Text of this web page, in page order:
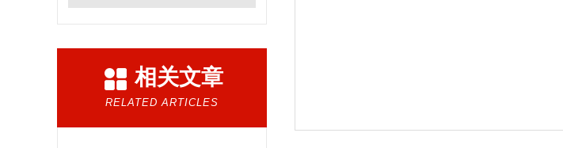
相关文章
RELATED ARTICLES